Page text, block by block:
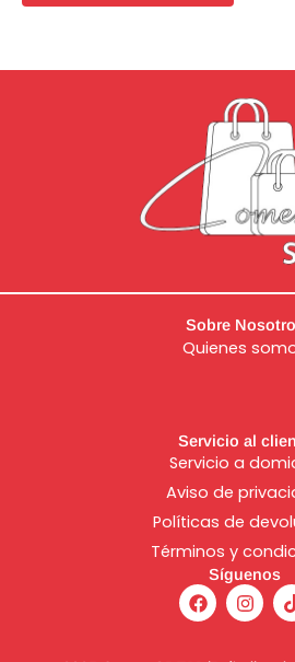
Sobre
Quienes
Servicio al
Servicio a
Aviso de
Políticas de
Términos y
Síguenos
F
a
c
I
n
s
i